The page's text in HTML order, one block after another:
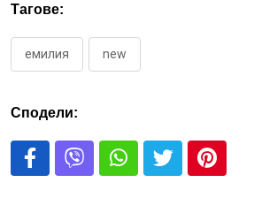
Тагове:
емилия new
Сподели: